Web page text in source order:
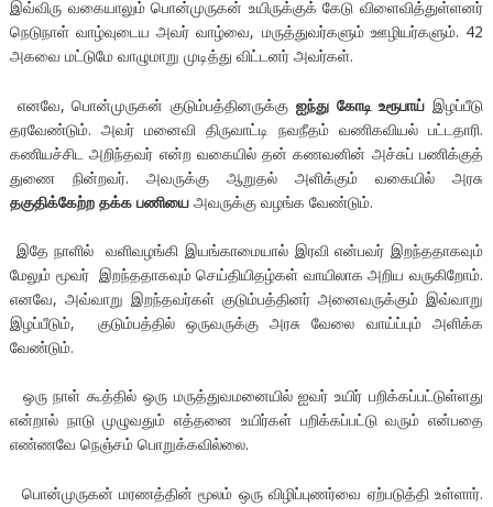
இவ்விரு வகையாலும் பொன்முருகன் உயிருக்குக் கேடு விளைவித்துள்ளனர்
நெடுநாள் வாழ்வுடைய அவர் வாழ்வை, மருத்துவர்களும் ஊழியர்களும். 42
அகவை மட்டுமே வாழுமாறு முடித்து விட்டனர் அவர்கள்.
எனவே, பொன்முருகன் குடும்பத்தினருக்கு ஐந்து கோடி உரூபாய் இழப்பீடு
தரவேண்டும். அவர் மனைவி திருவாட்டி நவநீதம் வணிகவியல் பட்டதாரி.
கணியச்சிட அறிந்தவர் என்ற வகையில் தன் கணவனின் அச்சுப் பணிக்குத்
துணை நின்றவர். அவருக்கு ஆறுதல் அளிக்கும் வகையில் அரசு
தகுதிக்கேற்ற தக்க பணியைஅவருக்கு வழங்க வேண்டும்.
இதே நாளில் வளிவழங்கி இயங்காமையால் இரவி என்பவர் இறந்ததாகவும்
மேலும் மூவர் இறந்ததாகவும் செய்தியிதழ்கள் வாயிலாக அறிய வருகிறோம்.
எனவே, அவ்வாறு இறந்தவர்கள் குடும்பத்தினர் அனைவருக்கும் இவ்வாறு
இழப்பீடும், குடும்பத்தில் ஒருவருக்கு அரசு வேலை வாய்ப்பும் அளிக்க
வேண்டும்.
ஒரு நாள் கூத்தில் ஒரு மருத்துவமனையில் ஐவர் உயிர் பறிக்கப்பட்டுள்ளது
என்றால் நாடு முழுவதும் எத்தனை உயிர்கள் பறிக்கப்பட்டு வரும் என்பதை
எண்ணவே நெஞ்சம் பொறுக்கவில்லை.
பொன்முருகன் மரணத்தின் மூலம் ஒரு விழிப்புணர்வை ஏற்படுத்தி உள்ளார்.